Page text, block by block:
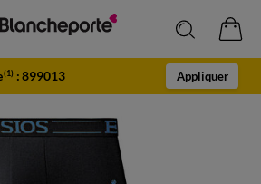
(1) :899013 Appliquer